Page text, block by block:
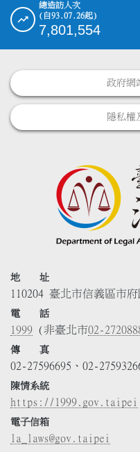
總造訪人次
(自93.07.26起)
7,801,554
政府網
隱私權
地 址
110204 臺北市信義區市
電 話
1999 (非臺北市02-
傳 真
02-27596695、02-
陳情系統
https://1999.gov.taipei
電子信箱
la_laws@gov.taipei